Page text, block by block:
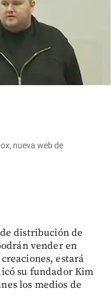
nueva web de
distribución de
vender en
estará
su fundador Kim
los medios de